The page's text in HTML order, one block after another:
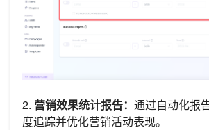
2. 营销效果统计报告： 通过自动化报
度追踪并优化营销活动表现。